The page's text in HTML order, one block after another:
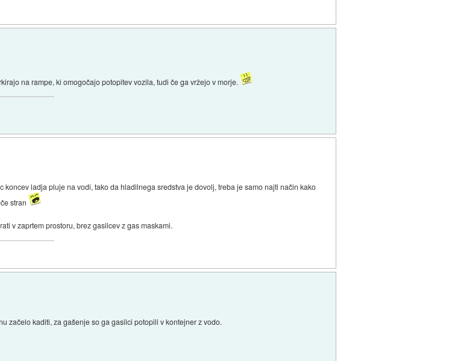
na rampe, ki omogočajo potopitev vozila, tudi če ga vržejo v morje.
ladja pluje na vodi, tako da hladilnega sredstva je dovolj, treba je samo najti način kako
stran
v zaprtem prostoru, brez gasilcev z gas maskami.
začelo kaditi, za gašenje so ga gasilci potopili v kontejner z vodo.